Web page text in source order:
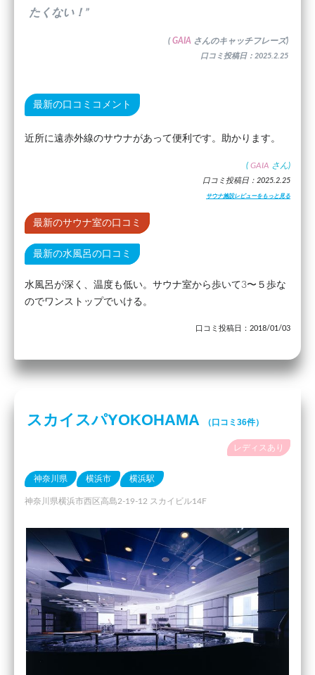
たくない！”
( GAIA さんのキャッチフレーズ)
口コミ投稿日：2025.2.25
最新の口コミコメント
近所に遠赤外線のサウナがあって便利です。助かります。
( GAIA さん)
口コミ投稿日：2025.2.25
サウナ施設レビューをもっと見る
最新のサウナ室の口コミ
最新の水風呂の口コミ
水風呂が深く、温度も低い。サウナ室から歩いて3〜５歩な
のでワンストップでいける。
口コミ投稿日：2018/01/03
スカイスパYOKOHAMA （口コミ36件）
レディスあり
神奈川県 横浜市 横浜駅
神奈川県横浜市西区高島2-19-12 スカイビル14F